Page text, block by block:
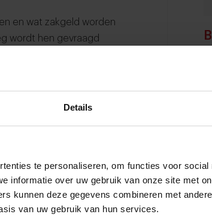
Details
te personaliseren, om functies voor social
informatie over uw gebruik van onze site met
kunnen deze gegevens combineren met
van uw gebruik van hun services.
en wat zakgeld worden
wordt hen gevraagd
Een nieuw gerecht
puur en creatief.
een video-opdracht die zij
de kwalificatie-
van de Expeditie stelt
Bistrobar tegoed ter